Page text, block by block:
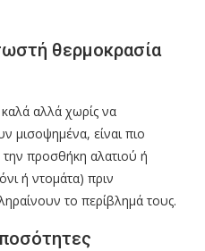
θερμοκρασία
αλλά χωρίς να
μισοψημένα, είναι πιο
προσθήκη αλατιού ή
ή ντομάτα) πριν
το περίβλημά τους.